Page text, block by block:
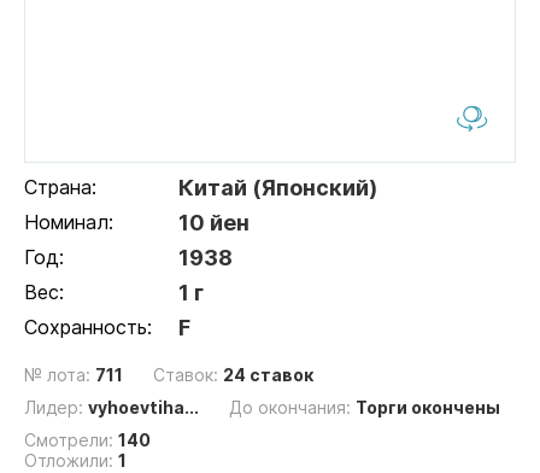
Страна: Китай (Японский)
Номинал: 10 йен
Год: 1938
Вес: 1 г
Сохранность: F
№ лота: 711 Ставок: 24 ставок
Лидер: vyhoevtiha... До окончания: Торги окончены
Смотрели: 140
Отложили: 1